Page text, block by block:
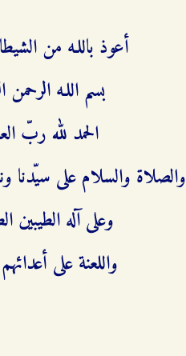
أعوذ باللـه من
بسم اللـه الرحمن
الحمد لله ربّ
والصلاة والسلام على سيّدنا
وعلى آله الطيبين
واللعنة على